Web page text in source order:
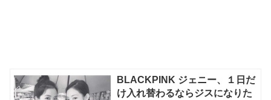
BLACKPINK ジェニー、１日だ
け入れ替わるならジスになりた